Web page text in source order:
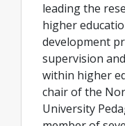
leading the
higher
development
supervision
within higher
chair of the
University